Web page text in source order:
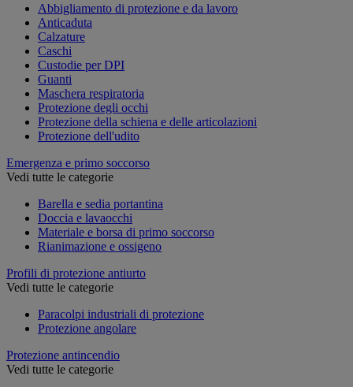
Abbigliamento di protezione e da lavoro
Anticaduta
Calzature
Caschi
Custodie per DPI
Guanti
Maschera respiratoria
Protezione degli occhi
Protezione della schiena e delle articolazioni
Protezione dell'udito
Emergenza e primo soccorso
Vedi tutte le categorie
Barella e sedia portantina
Doccia e lavaocchi
Materiale e borsa di primo soccorso
Rianimazione e ossigeno
Profili di protezione antiurto
Vedi tutte le categorie
Paracolpi industriali di protezione
Protezione angolare
Protezione antincendio
Vedi tutte le categorie